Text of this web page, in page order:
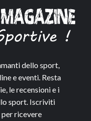
dello sport,
e eventi. Resta
le recensioni e i
sport. Iscriviti
ricevere